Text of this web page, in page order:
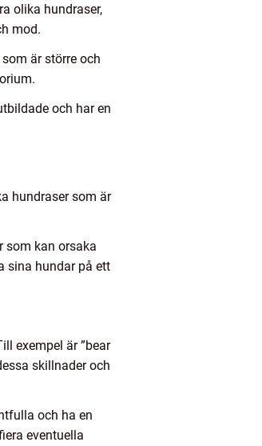
olika hundraser,
mod.
är större och
och har en
hundraser som är
som kan orsaka
sina hundar på ett
exempel är ”bear
skillnader och
och ha en
eventuella